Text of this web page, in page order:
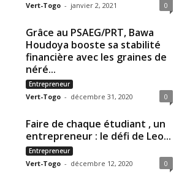
Vert-Togo - janvier 2, 2021 0
Grâce au PSAEG/PRT, Bawa
Houdoya booste sa stabilité
financière avec les graines de
néré...
Entrepreneur
Vert-Togo - décembre 31, 2020 0
Faire de chaque étudiant , un
entrepreneur : le défi de Leo...
Entrepreneur
Vert-Togo - décembre 12, 2020 0